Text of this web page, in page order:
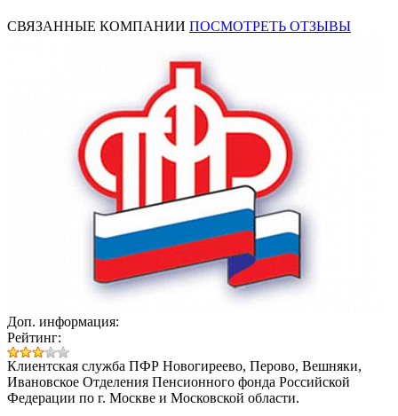
СВЯЗАННЫЕ КОМПАНИИ ПОСМОТРЕТЬ ОТЗЫВЫ
Доп. информация:
Рейтинг:
Клиентская служба ПФР Новогиреево, Перово, Вешняки,
Ивановское Отделения Пенсионного фонда Российской
Федерации по г. Москве и Московской области.